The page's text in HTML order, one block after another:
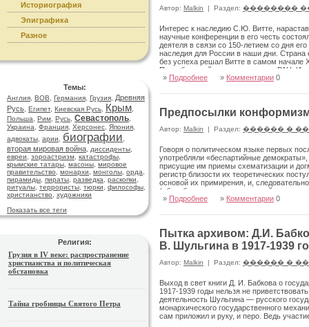
Историография
Эпиграфика
Разное
Темы:
Англия ВОВ Германия Грузия
Древняя
Русь Египет, Киевская Русь Крым
Польша
Рим Русь Севастополь
Украина
Франция Херсонес Япония
адвокаты арии биографии
вторая мировая война диссиденты
евреи
зороастризм катастрофы
крымские татары масоны мировое
правительство
монархи монголы орда
пирамиды пираты разведка раскопки
ритуалы террористы тюрки философы
христианство
художники
Показать все теги
Религия:
Грузия в IV веке: распространение
христианства и политическая
обстановка
Тайна гробницы Святого Петра
Автор: Malkin | Раздел: ��������
Интерес к наследию С.Ю. Витте,
науч­ные конференции в его честь
деятеля в связи со 150-летием со дня
наследия для России в наши дни. Стра­на
без успеха решал Витте в самом начале
Петербургский институт истории РАН,
ментальных материалов С.Ю. Витте». В
распорядилась таким образом, что это
библиотеке СПб ГПУ.
» Подробнее » Комментарии 0
Предпосылки
Автор: Malkin | Раздел: ������ �
Говоря о политическом языке первых
употребляли «беспар­тийные
присущие им приемы схематизации и
регистр близости их теоретических
основой их примирения, и,
(«борьба против черносотенной
демократической,
» Подробнее » Комментарии 0
Пытка архивом: Д.И.
В. Шульгина в 1917-1939
Автор: Malkin | Раздел: ������ �
Выход в свет книги Д. И. Бабкова о
1917-1939 годы нельзя не
деятель­ность Шульгина — русского
монархического государственного
сам приложил и руку, и перо. Ведь